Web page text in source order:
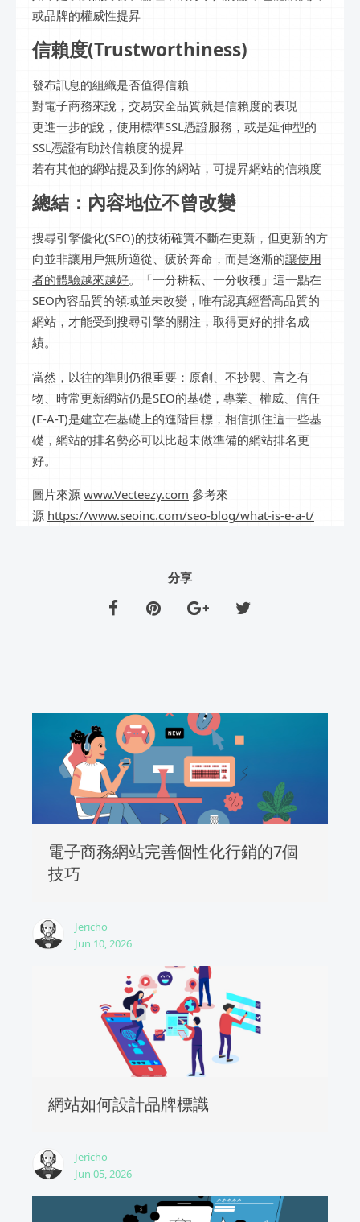
或品牌的權威性提昇
信賴度(Trustworthiness)
發布訊息的組織是否值得信賴
對電子商務來說，交易安全品質就是信賴度的表現
更進一步的說，使用標準SSL憑證服務，或是延伸型的
SSL憑證有助於信賴度的提昇
若有其他的網站提及到你的網站，可提昇網站的信賴度
總結：內容地位不曾改變
搜尋引擎優化(SEO)的技術確實不斷在更新，但更新的方
向並非讓用戶無所適從、疲於奔命，而是逐漸的讓使用
者的體驗越來越好。「一分耕耘、一分收穫」這一點在
SEO內容品質的領域並未改變，唯有認真經營高品質的
網站，才能受到搜尋引擎的關注，取得更好的排名成
績。
當然，以往的準則仍很重要：原創、不抄襲、言之有
物、時常更新網站仍是SEO的基礎，專業、權威、信任
(E-A-T)是建立在基礎上的進階目標，相信抓住這一些基
礎，網站的排名勢必可以比起未做準備的網站排名更
好。
圖片來源 www.Vecteezy.com 參考來
源 https://www.seoinc.com/seo-blog/what-is-e-a-t/
分享
電子商務網站完善個性化行銷的7個
技巧
Jericho
Jun 10, 2026
網站如何設計品牌標識
Jericho
Jun 05, 2026